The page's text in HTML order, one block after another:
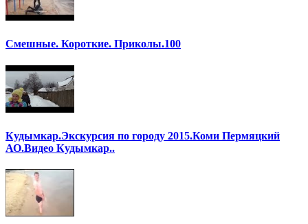
Смешные. Короткие. Приколы.100
Кудымкар.Экскурсия по городу 2015.Коми Пермяцкий
АО.Видео Кудымкар..